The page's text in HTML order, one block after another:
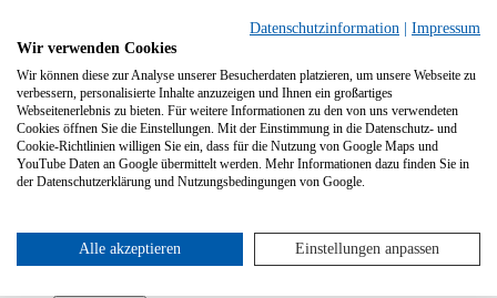
Leistungen
VLB-TIX kennenlernen
Für Vertretungen
Für Presse
Datenschutzinformation
Impressum
Wir verwenden Cookies
Wir können diese zur Analyse unserer Besucherdaten platzieren, um unsere Webseite zu
verbessern, personalisierte Inhalte anzuzeigen und Ihnen ein großartiges
Webseitenerlebnis zu bieten. Für weitere Informationen zu den von uns verwendeten
Cookies öffnen Sie die Einstellungen. Mit der Einstimmung in die Datenschutz- und
Cookie-Richtlinien willigen Sie ein, dass für die Nutzung von Google Maps und
YouTube Daten an Google übermittelt werden. Mehr Informationen dazu finden Sie in
der Datenschutzerklärung und Nutzungsbedingungen von Google.
Alle akzeptieren Einstellungen anpassen